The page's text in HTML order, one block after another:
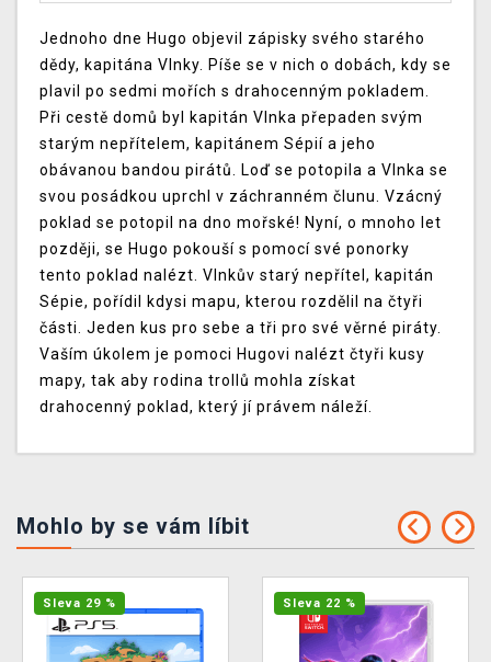
Jednoho dne Hugo objevil zápisky svého starého
dědy, kapitána Vlnky. Píše se v nich o dobách, kdy se
plavil po sedmi mořích s drahocenným pokladem.
Při cestě domů byl kapitán Vlnka přepaden svým
starým nepřítelem, kapitánem Sépií a jeho
obávanou bandou pirátů. Loď se potopila a Vlnka se
svou posádkou uprchl v záchranném člunu. Vzácný
poklad se potopil na dno mořské! Nyní, o mnoho let
později, se Hugo pokouší s pomocí své ponorky
tento poklad nalézt. Vlnkův starý nepřítel, kapitán
Sépie, pořídil kdysi mapu, kterou rozdělil na čtyři
části. Jeden kus pro sebe a tři pro své věrné piráty.
Vaším úkolem je pomoci Hugovi nalézt čtyři kusy
mapy, tak aby rodina trollů mohla získat
drahocenný poklad, který jí právem náleží.
Mohlo by se vám líbit
Sleva 29 % Sleva 22 %